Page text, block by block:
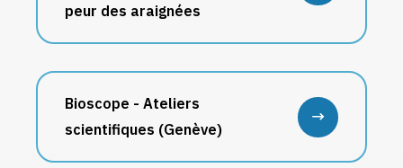
peur des araignées
Bioscope - Ateliers
scientifiques (Genève)